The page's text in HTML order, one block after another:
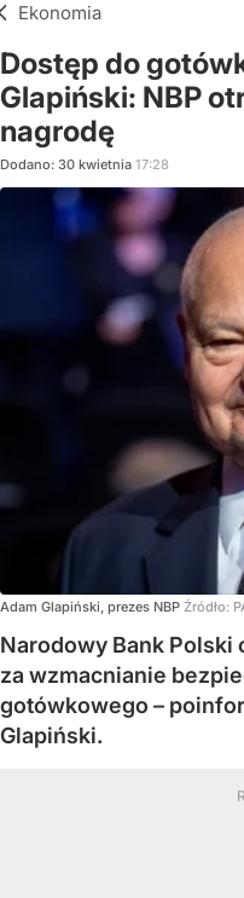
Ekonomia
Dostęp do
Glapiński: NBP
nagrodę
Dodano: 30 kwietnia 17:28
Adam Glapiński, prezes NBP Źródło:
Narodowy Bank Polski
za wzmacnianie
gotówkowego –
Glapiński.